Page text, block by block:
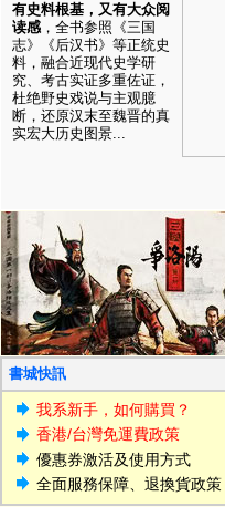
有史料根基，又有大众阅
读感 ，全书参照《三国
志》《后汉书》等正统史
料，融合近现代史学研
究、考古实证多重佐证，
杜绝野史戏说与主观臆
断，还原汉末至魏晋的真
实宏大历史图景...
書城快訊
我系新手，如何購買？
香港/台灣免運費政策
優惠券激活及使用方式
全面服務保障、退換貨政策